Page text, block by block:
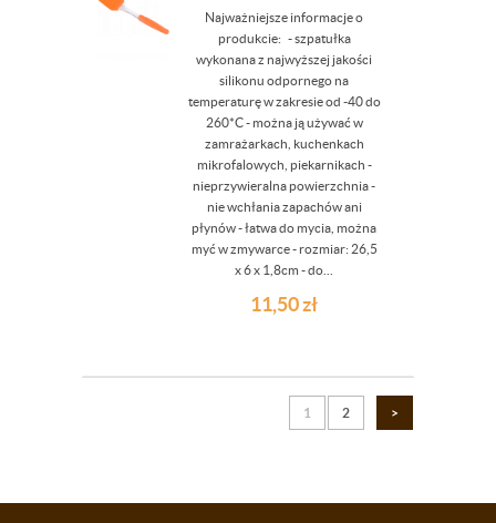
Najważniejsze informacje o
produkcie: - szpatułka
wykonana z najwyższej jakości
silikonu odpornego na
temperaturę w zakresie od -40 do
260*C - można ją używać w
zamrażarkach, kuchenkach
mikrofalowych, piekarnikach -
nieprzywieralna powierzchnia -
nie wchłania zapachów ani
płynów - łatwa do mycia, można
myć w zmywarce - rozmiar: 26,5
x 6 x 1,8cm - do...
11,50zł
1 2 >